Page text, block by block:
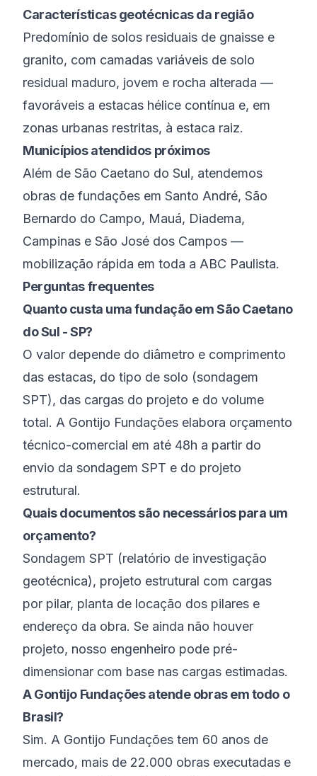
Características geotécnicas da região
Predomínio de solos residuais de gnaisse e
granito, com camadas variáveis de solo
residual maduro, jovem e rocha alterada —
favoráveis a estacas hélice contínua e, em
zonas urbanas restritas, à estaca raiz.
Municípios atendidos próximos
Além de São Caetano do Sul, atendemos
obras de fundações em Santo André, São
Bernardo do Campo, Mauá, Diadema,
Campinas e São José dos Campos —
mobilização rápida em toda a ABC Paulista.
Perguntas frequentes
Quanto custa uma fundação em São Caetano
do Sul - SP?
O valor depende do diâmetro e comprimento
das estacas, do tipo de solo (sondagem
SPT), das cargas do projeto e do volume
total. A Gontijo Fundações elabora orçamento
técnico-comercial em até 48h a partir do
envio da sondagem SPT e do projeto
estrutural.
Quais documentos são necessários para um
orçamento?
Sondagem SPT (relatório de investigação
geotécnica), projeto estrutural com cargas
por pilar, planta de locação dos pilares e
endereço da obra. Se ainda não houver
projeto, nosso engenheiro pode pré-
dimensionar com base nas cargas estimadas.
A Gontijo Fundações atende obras em todo o
Brasil?
Sim. A Gontijo Fundações tem 60 anos de
mercado, mais de 22.000 obras executadas e